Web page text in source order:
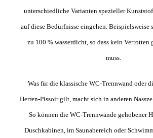
unterschiedliche Varianten spezieller
auf diese Bedürfnisse eingehen. Beispielsweise
zu 100 % wasserdicht, so dass kein Verrotten
muss.
Was für die klassische WC-Trennwand oder
Herren-Pissoir gilt, macht sich in anderen
So können die WC-Trennwände gehobener
Duschkabinen, im Saunabereich oder